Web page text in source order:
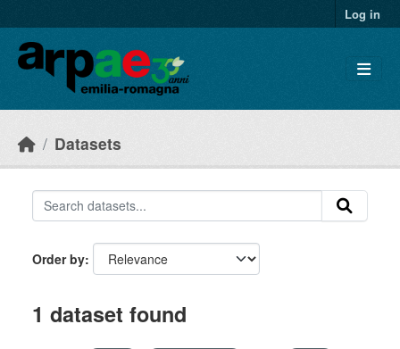
Log in
Datasets
Order by
1 dataset found